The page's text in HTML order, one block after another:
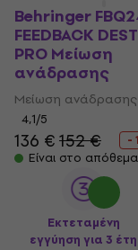
Behringer
FEEDBACK
PRO Μείωση
ανάδρασης
Μείωση ανάδρασης
4,1/5
136 €152 €
-
Είναι στο απόθεμα
Εκτεταμένη
εγγύηση για 3 έτη